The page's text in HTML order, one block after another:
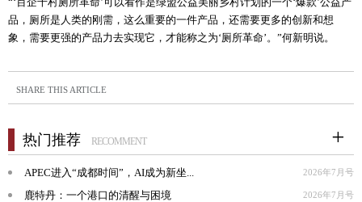
品，厕所是人类的刚需，这么重要的一件产品，还需要更多的创新和想
象，需要更强的产品力去实现它，才能称之为‘厕所革命’。”何新明说。
SHARE THIS ARTICLE
热门推荐 RECOMMENT
APEC进入“成都时间”，AI成为新坐... 2026年7月号
鹿特丹：一个港口的清醒与困境 2026年7月号